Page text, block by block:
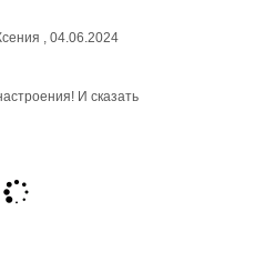
, 04.06.2024